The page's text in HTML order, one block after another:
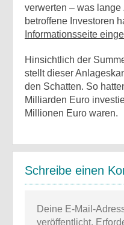
verwerten – was
betroffene Investoren
Informationsseite
Hinsichtlich der
stellt dieser
den Schatten. So
Milliarden Euro
Millionen Euro waren.
Schreibe einen
Deine E-Mail-
veröffentlicht.